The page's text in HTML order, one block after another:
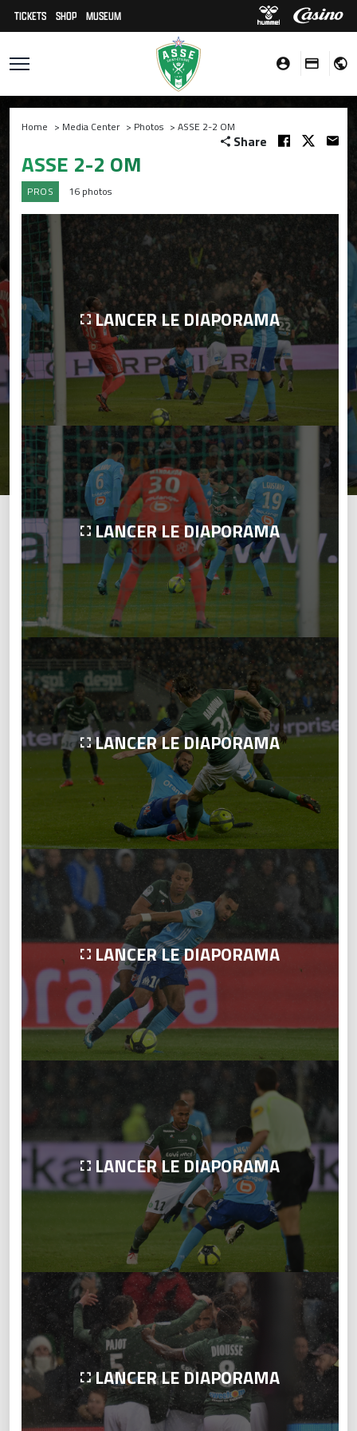
TICKETS SHOP MUSEUM
Home > Media Center > Photos > ASSE 2-2 OM
Share
ASSE 2-2 OM
PROS 16 photos
LANCER LE DIAPORAMA
LANCER LE DIAPORAMA
LANCER LE DIAPORAMA
LANCER LE DIAPORAMA
LANCER LE DIAPORAMA
LANCER LE DIAPORAMA